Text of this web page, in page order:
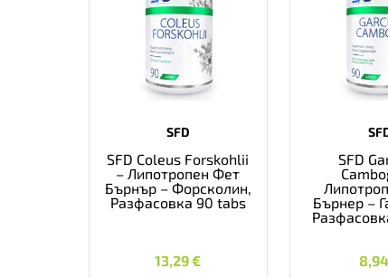
SFD
SFD Coleus Forskohlii
– Липотропен Фет
Бърнър – Форсколин,
Разфасовка 90 tabs
13,29€
13,29 €
SFD
Бърнер –
8,94
8,94